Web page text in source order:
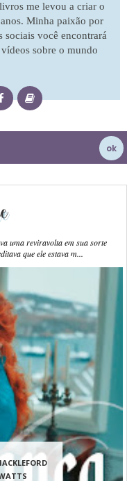
me levou a criar o
Minha paixão por
sociais você encontrará
sobre o mundo
uma reviravolta em sua sorte
que ele estava m...